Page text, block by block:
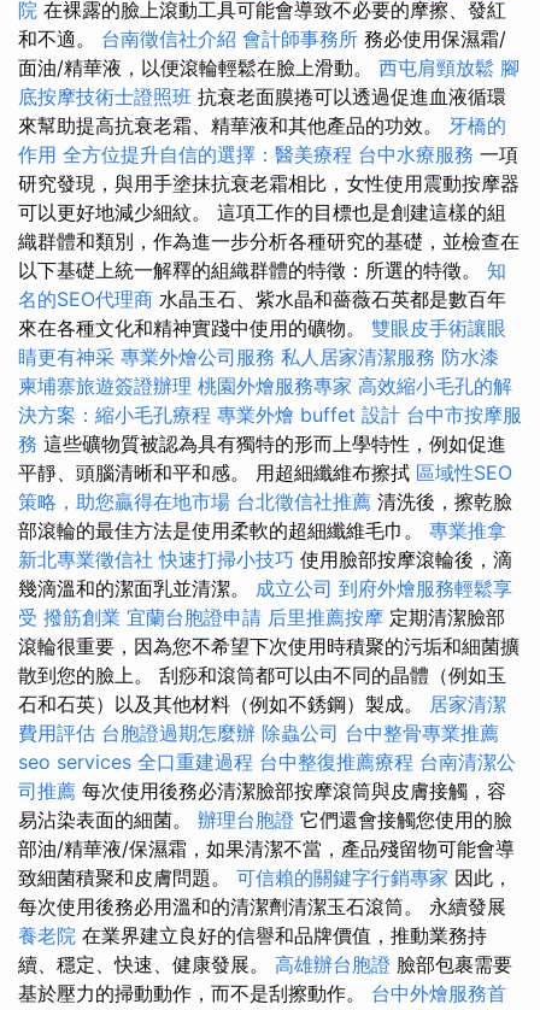
院 在裸露的臉上滾動工具可能會導致不必要的摩擦、發紅
和不適。 台南徵信社介紹 會計師事務所 務必使用保濕霜/
面油/精華液，以便滾輪輕鬆在臉上滑動。 西屯肩頸放鬆 腳
底按摩技術士證照班 抗衰老面膜捲可以透過促進血液循環
來幫助提高抗衰老霜、精華液和其他產品的功效。 牙橋的
作用 全方位提升自信的選擇：醫美療程 台中水療服務 一項
研究發現，與用手塗抹抗衰老霜相比，女性使用震動按摩器
可以更好地減少細紋。 這項工作的目標也是創建這樣的組
織群體和類別，作為進一步分析各種研究的基礎，並檢查在
以下基礎上統一解釋的組織群體的特徵：所選的特徵。 知
名的SEO代理商 水晶玉石、紫水晶和薔薇石英都是數百年
來在各種文化和精神實踐中使用的礦物。 雙眼皮手術讓眼
睛更有神采 專業外燴公司服務 私人居家清潔服務 防水漆
柬埔寨旅遊簽證辦理 桃園外燴服務專家 高效縮小毛孔的解
決方案：縮小毛孔療程 專業外燴 buffet 設計 台中市按摩服
務 這些礦物質被認為具有獨特的形而上學特性，例如促進
平靜、頭腦清晰和平和感。 用超細纖維布擦拭 區域性SEO
策略，助您贏得在地市場 台北徵信社推薦 清洗後，擦乾臉
部滾輪的最佳方法是使用柔軟的超細纖維毛巾。 專業推拿
新北專業徵信社 快速打掃小技巧 使用臉部按摩滾輪後，滴
幾滴溫和的潔面乳並清潔。 成立公司 到府外燴服務輕鬆享
受 撥筋創業 宜蘭台胞證申請 后里推薦按摩 定期清潔臉部
滾輪很重要，因為您不希望下次使用時積聚的污垢和細菌擴
散到您的臉上。 刮痧和滾筒都可以由不同的晶體（例如玉
石和石英）以及其他材料（例如不銹鋼）製成。 居家清潔
費用評估 台胞證過期怎麼辦 除蟲公司 台中整骨專業推薦
seo services 全口重建過程 台中整復推薦療程 台南清潔公
司推薦 每次使用後務必清潔臉部按摩滾筒與皮膚接觸，容
易沾染表面的細菌。 辦理台胞證 它們還會接觸您使用的臉
部油/精華液/保濕霜，如果清潔不當，產品殘留物可能會導
致細菌積聚和皮膚問題。 可信賴的關鍵字行銷專家 因此，
每次使用後務必用溫和的清潔劑清潔玉石滾筒。 永續發展
養老院 在業界建立良好的信譽和品牌價值，推動業務持
續、穩定、快速、健康發展。 高雄辦台胞證 臉部包裹需要
基於壓力的掃動動作，而不是刮擦動作。 台中外燴服務首